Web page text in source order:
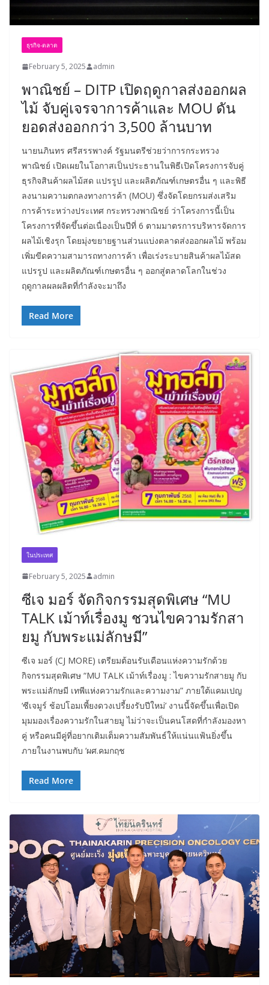
ธุรกิจ-ตลาด
February 5, 2025 admin
พาณิชย์ – DITP เปิดฤดูกาลส่งออกผล
ไม้ จับคู่เจรจาการค้าและ MOU ดัน
ยอดส่งออกกว่า 3,500 ล้านบาท
นายนภินทร ศรีสรรพางค์ รัฐมนตรีช่วยว่าการกระทรวง
พาณิชย์ เปิดเผยในโอกาสเป็นประธานในพิธีเปิดโครงการจับคู่
ธุรกิจสินค้าผลไม้สด แปรรูป และผลิตภัณฑ์เกษตรอื่น ๆ และพิธี
ลงนามความตกลงทางการค้า (MOU) ซึ่งจัดโดยกรมส่งเสริม
การค้าระหว่างประเทศ กระทรวงพาณิชย์ ว่าโครงการนี้เป็น
โครงการที่จัดขึ้นต่อเนื่องเป็นปีที่ 6 ตามมาตรการบริหารจัดการ
ผลไม้เชิงรุก โดยมุ่งขยายฐานส่วนแบ่งตลาดส่งออกผลไม้ พร้อม
เพิ่มขีดความสามารถทางการค้า เพื่อเร่งระบายสินค้าผลไม้สด
แปรรูป และผลิตภัณฑ์เกษตรอื่น ๆ ออกสู่ตลาดโลกในช่วง
ฤดูกาลผลผลิตที่กำลังจะมาถึง
Read More
ในประเทศ
February 5, 2025 admin
ซีเจ มอร์ จัดกิจกรรมสุดพิเศษ “MU
TALK เม้าท์เรื่องมู ชวนไขความรักสา
ยมู กับพระแม่ลักษมี”
ซีเจ มอร์ (CJ MORE) เตรียมต้อนรับเดือนแห่งความรักด้วย
กิจกรรมสุดพิเศษ “MU TALK เม้าท์เรื่องมู : ไขความรักสายมู กับ
พระแม่ลักษมี เทพีแห่งความรักและความงาม” ภายใต้แคมเปญ
‘ซีเจมูร์ ช้อปโอมเพี้ยงดวงเปรี้ยงรับปีใหม่’ งานนี้จัดขึ้นเพื่อเปิด
มุมมองเรื่องความรักในสายมู ไม่ว่าจะเป็นคนโสดที่กำลังมองหา
คู่ หรือคนมีคู่ที่อยากเติมเต็มความสัมพันธ์ให้แน่นแฟ้นยิ่งขึ้น
ภายในงานพบกับ ‘ผศ.คมกฤช
Read More